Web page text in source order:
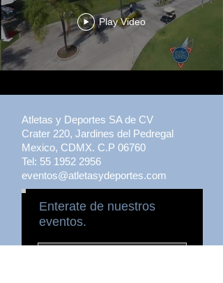
Play Video
Atletas y Deportes SA de CV
Crater 220, Jardines del Pedregal
Mexico, CDMX. C.P 06760
Tel: 55 1952 2956
eventos@atletasydeportes.com
Enterate de nuestros
eventos.